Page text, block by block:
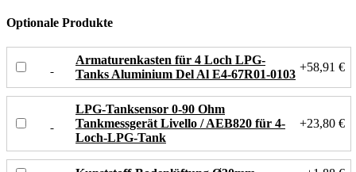
Optionale Produkte
Armaturenkasten für 4 Loch LPG-
Tanks Aluminium Del Al E4-67R01-0103
+58,91 €
LPG-Tanksensor 0-90 Ohm
Tankmessgerät Livello / AEB820 für 4-
Loch-LPG-Tank
+23,80 €